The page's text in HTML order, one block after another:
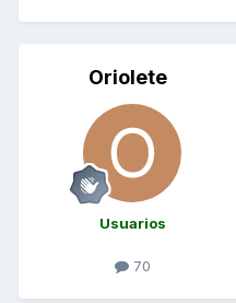
Oriolete
Usuarios
70